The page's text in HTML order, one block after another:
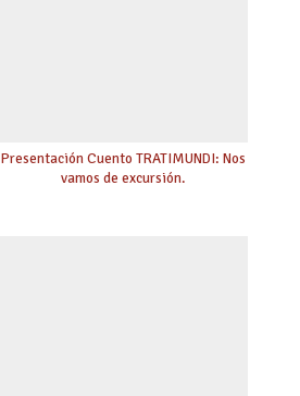
Presentación Cuento TRATIMUNDI: Nos
vamos de excursión.